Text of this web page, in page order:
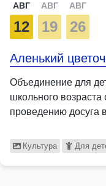
АВГ
12
АВГ
19
АВГ
26
Аленький
Объединение для
школьного возраста
проведению досуга
Культура Для